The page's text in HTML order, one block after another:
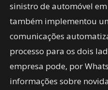
sinistro de automóvel
também implementou
comunicações
processo para os dois
empresa pode, por
informações sobre